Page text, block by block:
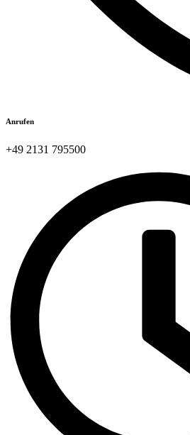
Anrufen
+49 2131 795500​